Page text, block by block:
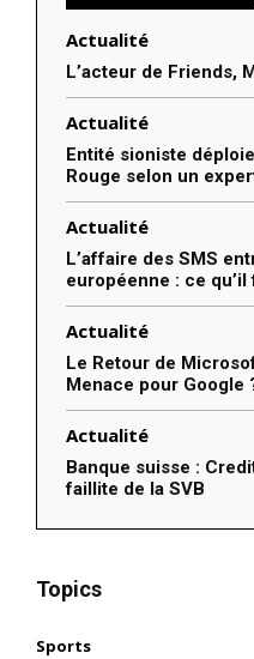
Actualité
L’acteur de Friends,
Actualité
Entité sioniste
Rouge selon un
Actualité
L’affaire des SMS
européenne : ce qu’il
Actualité
Le Retour de
Menace pour Google
Actualité
Banque suisse :
faillite de la SVB
Topics
Sports